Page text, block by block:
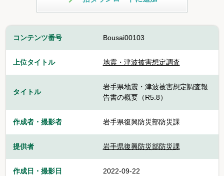
コンテンツ番号 Bousai00103
上位タイトル 地震・津波被害想定調査
タイトル
岩手県地震・津波被害想定調査報
告書の概要（R5.8）
作成者・撮影者 岩手県復興防災部防災課
提供者 岩手県復興防災部防災課
作成日・撮影日 2022-09-22